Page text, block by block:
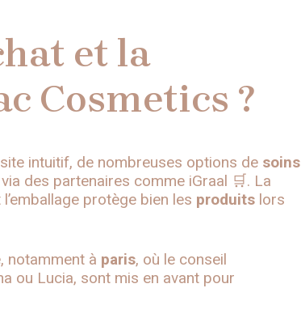
et la
Cosmetics ?
intuitif, de nombreuses options de soins
des partenaires comme iGraal 🛒. La
protège bien les produits lors
notamment à paris, où le conseil
ou Lucia, sont mis en avant pour